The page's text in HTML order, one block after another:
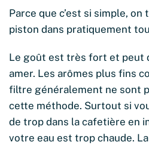
Parce que c’est si simple,
piston dans pratiquement
Le goût est très fort et peut
amer. Les arômes plus fins
filtre généralement ne sont
cette méthode. Surtout si
de trop dans la cafetière en
votre eau est trop chaude.